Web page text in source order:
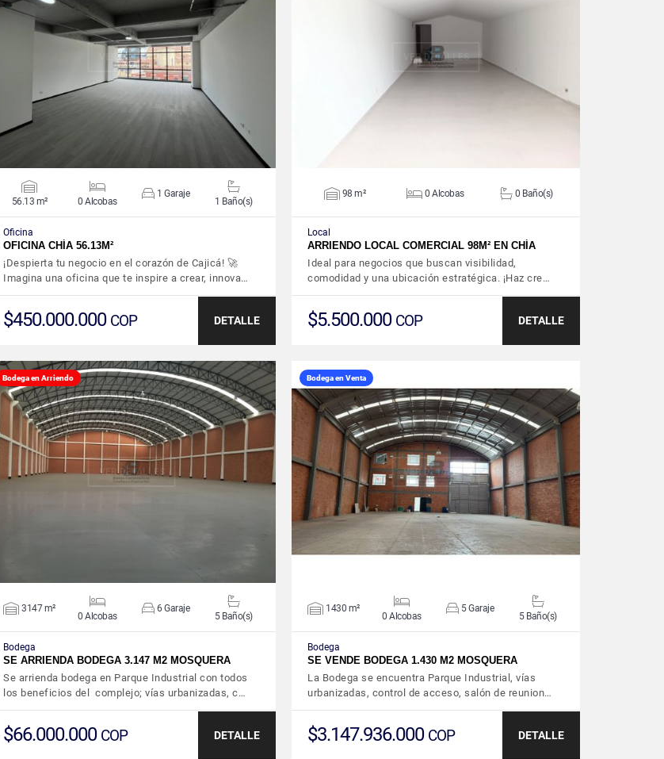
VER DETALLES
56.13 m² 0 Alcobas
1 Garaje
1 Baño(s)
Oficina
OFICINA CHÍA 56.13M²
¡Despierta tu negocio en el corazón de Cajicá! 🚀
Imagina una oficina que te inspire a crear, innova…
$450.000.000 COP DETALLE
VER DETALLES
98 m² 0 Alcobas 0 Baño(s)
Local
ARRIENDO LOCAL COMERCIAL 98M² EN CHÍA
Ideal para negocios que buscan visibilidad,
comodidad y una ubicación estratégica. ¡Haz cre…
$5.500.000 COP DETALLE
Bodega en Arriendo
VER DETALLES
3147 m²
0 Alcobas
6 Garaje
5 Baño(s)
Bodega
SE ARRIENDA BODEGA 3.147 M2 MOSQUERA
Se arrienda bodega en Parque Industrial con todos
los beneficios del complejo; vías urbanizadas, c…
$66.000.000 COP DETALLE
Bodega en Venta
VER DETALLES
1430 m²
0 Alcobas
5 Garaje
5 Baño(s)
Bodega
SE VENDE BODEGA 1.430 M2 MOSQUERA
La Bodega se encuentra Parque Industrial, vías
urbanizadas, control de acceso, salón de reunion…
$3.147.936.000 COP DETALLE